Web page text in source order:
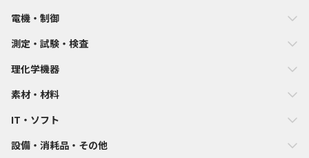
電機・制御
測定・試験・検査
理化学機器
素材・材料
IT・ソフト
設備・消耗品・その他